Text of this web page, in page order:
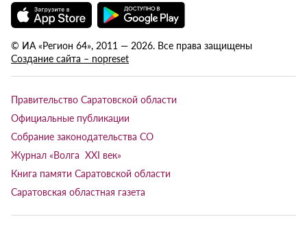
© ИА «Регион 64», 2011 — 2026. Все права защищены
Создание сайта – nopreset
Правительство Саратовской области
Официальные публикации
Собрание законодательства СО
Журнал «Волга XXI век»
Книга памяти Саратовской области
Саратовская областная газета